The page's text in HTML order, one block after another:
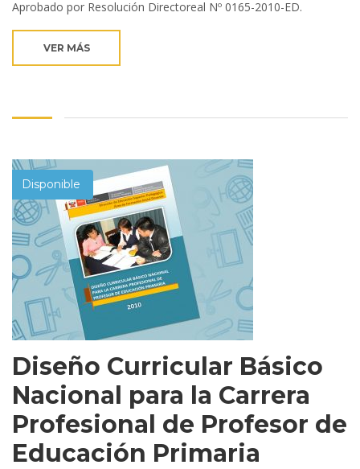
Aprobado por Resolución Directoreal Nº 0165-2010-ED.
VER MÁS
Disponible
Diseño Curricular Básico
Nacional para la Carrera
Profesional de Profesor de
Educación Primaria